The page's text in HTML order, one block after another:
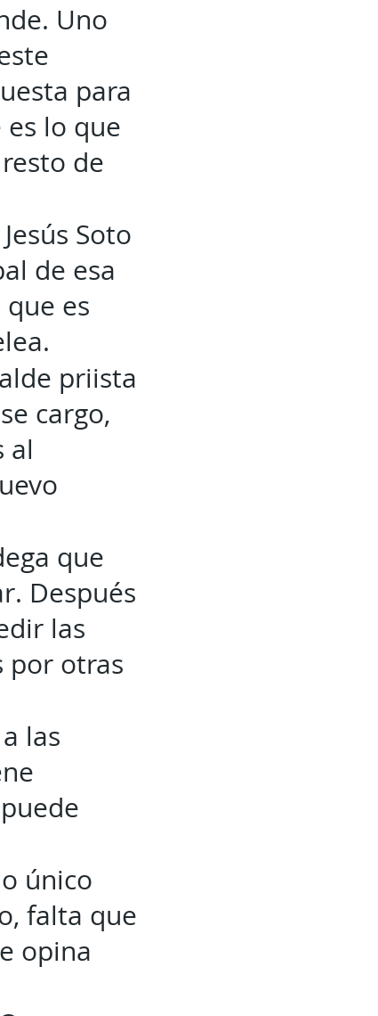
Uno
para
lo que
de
Soto
de esa
es
priista
cargo,
al
que
Después
las
por otras
las
único
falta que
opina